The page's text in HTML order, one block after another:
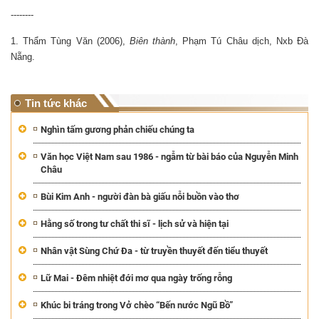
--------
1. Thẩm Tùng Văn (2006), Biên thành, Phạm Tú Châu dịch, Nxb Đà
Nẵng.
Tin tức khác
Nghìn tấm gương phản chiếu chúng ta
Văn học Việt Nam sau 1986 - ngẫm từ bài báo của Nguyễn Minh
Châu
Bùi Kim Anh - người đàn bà giấu nỗi buồn vào thơ
Hằng số trong tư chất thi sĩ - lịch sử và hiện tại
Nhân vật Sùng Chứ Đa - từ truyền thuyết đến tiểu thuyết
Lữ Mai - Đêm nhiệt đới mơ qua ngày trống rỗng
Khúc bi tráng trong Vở chèo “Bến nước Ngũ Bồ”